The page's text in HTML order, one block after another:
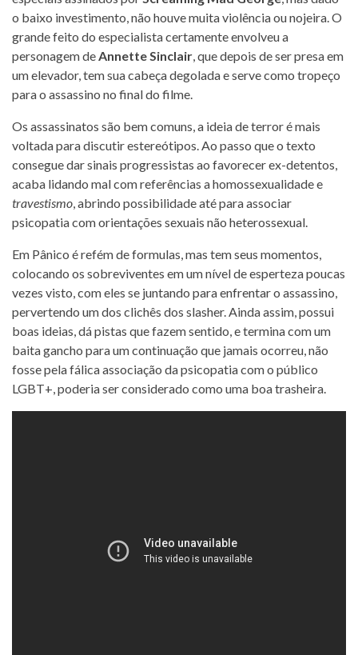
o baixo investimento, não houve muita violência ou nojeira. O
grande feito do especialista certamente envolveu a
personagem deAnnette Sinclair, que depois de ser presa em
um elevador, tem sua cabeça degolada e serve como tropeço
para o assassino no final do filme.
Os assassinatos são bem comuns, a ideia de terror é mais
voltada para discutir estereótipos. Ao passo que o texto
consegue dar sinais progressistas ao favorecer ex-detentos,
acaba lidando mal com referências a homossexualidade e
travestismo, abrindo possibilidade até para associar
psicopatia com orientações sexuais não heterossexual.
Em Pânico é refém de formulas, mas tem seus momentos,
colocando os sobreviventes em um nível de esperteza poucas
vezes visto, com eles se juntando para enfrentar o assassino,
pervertendo um dos clichês dos slasher. Ainda assim, possui
boas ideias, dá pistas que fazem sentido, e termina com um
baita gancho para um continuação que jamais ocorreu, não
fosse pela fálica associação da psicopatia com o público
LGBT+, poderia ser considerado como uma boa trasheira.